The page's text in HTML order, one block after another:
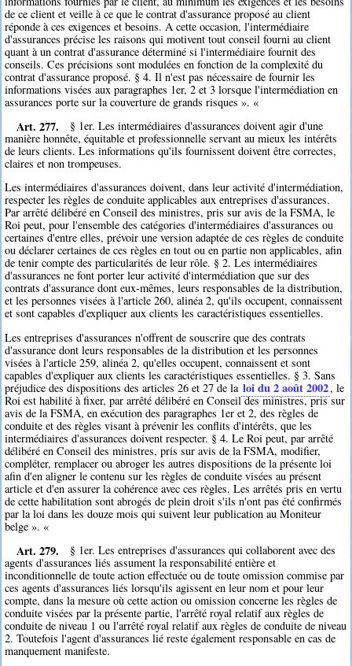
de ce client et veille à ce que le contrat d'assurance proposé au client
réponde à ces exigences et besoins. A cette occasion, l'intermédiaire
d'assurances précise les raisons qui motivent tout conseil fourni au client
quant à un contrat d'assurance déterminé si l'intermédiaire fournit des
conseils. Ces précisions sont modulées en fonction de la complexité du
contrat d'assurance proposé. § 4. Il n'est pas nécessaire de fournir les
informations visées aux paragraphes 1er, 2 et 3 lorsque l'intermédiation en
assurances porte sur la couverture de grands risques ». «
Art. 277.
§ 1er. Les intermédiaires d'assurances doivent agir d'une
manière honnête, équitable et professionnelle servant au mieux les intérêts
de leurs clients. Les informations qu'ils fournissent doivent être correctes,
claires et non trompeuses.
Les intermédiaires d'assurances doivent, dans leur activité d'intermédiation,
respecter les règles de conduite applicables aux entreprises d'assurances.
Par arrêté délibéré en Conseil des ministres, pris sur avis de la FSMA, le
Roi peut, pour l'ensemble des catégories d'intermédiaires d'assurances ou
certaines d'entre elles, prévoir une version adaptée de ces règles de conduite
ou déclarer certaines de ces règles en tout ou en partie non applicables, afin
de tenir compte des particularités de leur rôle. § 2. Les intermédiaires
d'assurances ne font porter leur activité d'intermédiation que sur des
contrats d'assurance dont eux-mêmes, leurs responsables de la distribution,
et les personnes visées à l'article 260, alinéa 2, qu'ils occupent, connaissent
et sont capables d'expliquer aux clients les caractéristiques essentielles.
Les entreprises d'assurances n'offrent de souscrire que des contrats
d'assurance dont leurs responsables de la distribution et les personnes
visées à l'article 259, alinéa 2, qu'elles occupent, connaissent et sont
capables d'expliquer aux clients les caractéristiques essentielles. § 3. Sans
préjudice des dispositions des articles 26 et 27 de la loi du 2 août 2002, le
Roi est habilité à fixer, par arrêté délibéré en Conseil des ministres, pris sur
avis de la FSMA, en exécution des paragraphes 1er et 2, des règles de
conduite et des règles visant à prévenir les conflits d'intérêts, que les
intermédiaires d'assurances doivent respecter. § 4. Le Roi peut, par arrêté
délibéré en Conseil des ministres, pris sur avis de la FSMA, modifier,
compléter, remplacer ou abroger les autres dispositions de la présente loi
afin d'en aligner le contenu sur les règles de conduite visées au présent
article et d'en assurer la cohérence avec ces règles. Les arrêtés pris en vertu
de cette habilitation sont abrogés de plein droit s'ils n'ont pas été confirmés
par la loi dans les douze mois qui suivent leur publication au Moniteur
belge ». «
Art. 279.
§ 1er. Les entreprises d'assurances qui collaborent avec des
agents d'assurances liés assument la responsabilité entière et
inconditionnelle de toute action effectuée ou de toute omission commise par
ces agents d'assurances liés lorsqu'ils agissent en leur nom et pour leur
compte, dans la mesure où cette action ou omission concerne les règles de
conduite visées par la présente partie, l'arrêté royal relatif aux règles de
conduite de niveau 1 ou l'arrêté royal relatif aux règles de conduite de niveau
2. Toutefois l'agent d'assurances lié reste également responsable en cas de
manquement manifeste.